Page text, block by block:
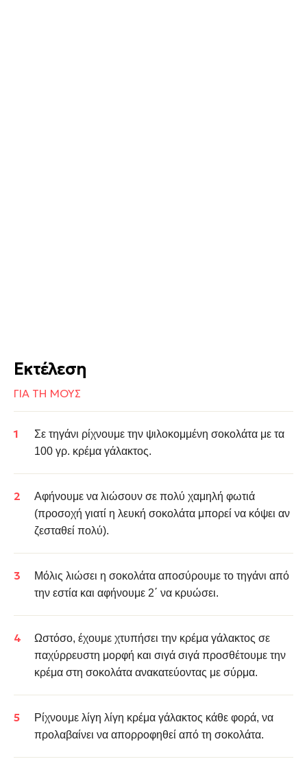
Εκτέλεση
ΓΙΑ ΤΗ ΜΟΥΣ
Σε τηγάνι ρίχνουμε την ψιλοκομμένη σοκολάτα με τα
100 γρ. κρέμα γάλακτος.
Αφήνουμε να λιώσουν σε πολύ χαμηλή φωτιά
(προσοχή γιατί η λευκή σοκολάτα μπορεί να κόψει αν
ζεσταθεί πολύ).
Μόλις λιώσει η σοκολάτα αποσύρουμε το τηγάνι από
την εστία και αφήνουμε 2΄ να κρυώσει.
Ωστόσο, έχουμε χτυπήσει την κρέμα γάλακτος σε
παχύρρευστη μορφή και σιγά σιγά προσθέτουμε την
κρέμα στη σοκολάτα ανακατεύοντας με σύρμα.
Ρίχνουμε λίγη λίγη κρέμα γάλακτος κάθε φορά, να
προλαβαίνει να απορροφηθεί από τη σοκολάτα.